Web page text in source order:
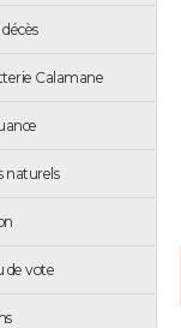
Calamane
naturels
de vote